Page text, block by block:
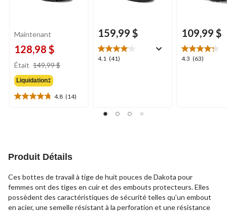
Maintenant
128,98 $
Était 149,99 $
Liquidation‡
4.8 (14)
4.8
159,99 $
4.1 (41)
4.1
109,99 $
4.3 (63)
4.3
Produit Détails
Ces bottes de travail à tige de huit pouces de Dakota pour
femmes ont des tiges en cuir et des embouts protecteurs. Elles
possèdent des caractéristiques de sécurité telles qu’un embout
en acier, une semelle résistant à la perforation et une résistance